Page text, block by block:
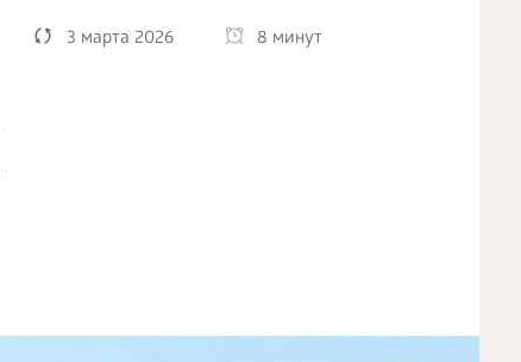
3 марта 2026
8 минут